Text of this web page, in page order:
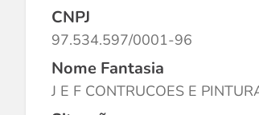
CNPJ
97.534.597/0001-96
Nome Fantasia
J E F CONTRUCOES E